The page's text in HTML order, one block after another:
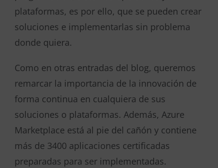
plataformas, es por ello, que se pueden crear
soluciones e implementarlas sin problema
donde quiera.
Como en otras entradas del blog, queremos
remarcar la importancia de la innovación de
forma continua en cualquiera de sus
soluciones o plataformas. Además, Azure
Marketplace está al pie del cañón y contiene
más de 3400 aplicaciones certificadas
preparadas para ser implementadas.